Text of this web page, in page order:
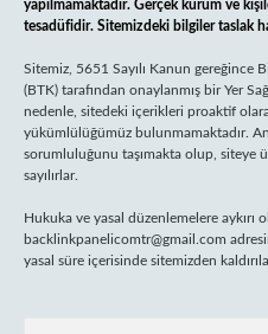
yapılmamaktadır. Gerçek kurum ve
tesadüfidir. Sitemizdeki bilgiler taslak
Sitemiz, 5651 Sayılı Kanun gereğince
(BTK) tarafından onaylanmış bir Yer
nedenle, sitedeki içerikleri proaktif
yükümlülüğümüz bulunmamaktadır.
sorumluluğunu taşımakta olup, siteye
sayılırlar.
Hukuka ve yasal düzenlemelere
backlinkpanelicomtr@gmail.com
yasal süre içerisinde sitemizden